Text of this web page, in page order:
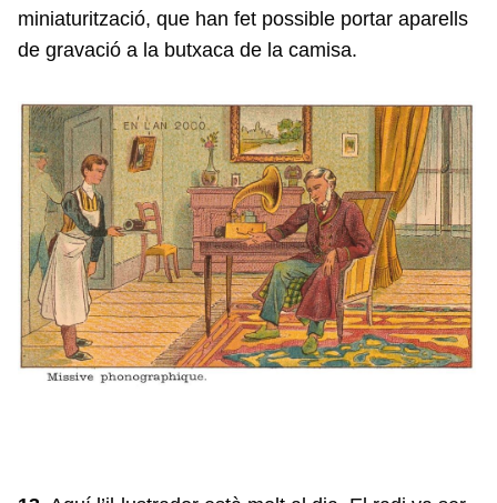
miniaturització, que han fet possible portar aparells
de gravació a la butxaca de la camisa.